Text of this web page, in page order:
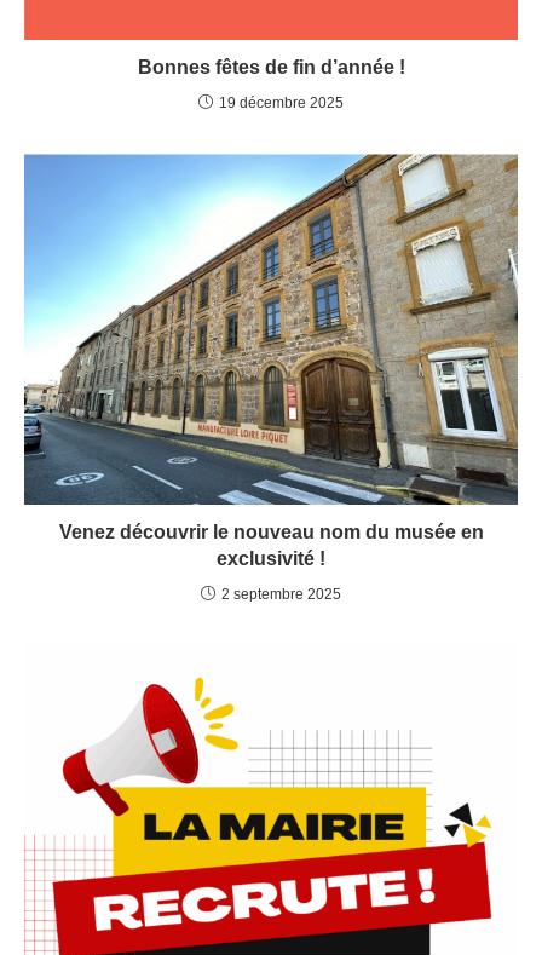
Bonnes fêtes de fin d’année !
19 décembre 2025
Venez découvrir le nouveau nom du musée en
exclusivité !
2 septembre 2025